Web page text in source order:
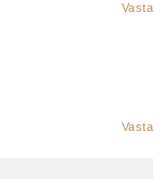
Vasta
Vasta